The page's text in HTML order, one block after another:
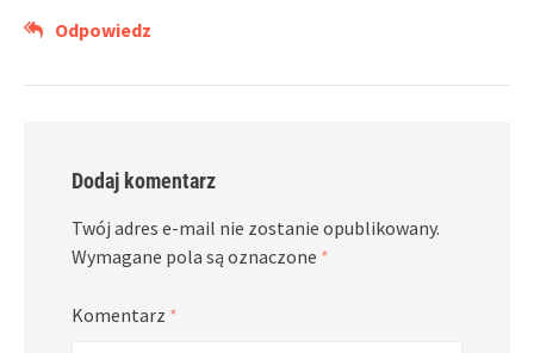
Odpowiedz
Dodaj komentarz
Twój adres e-mail nie zostanie opublikowany.
Wymagane pola są oznaczone *
Komentarz *